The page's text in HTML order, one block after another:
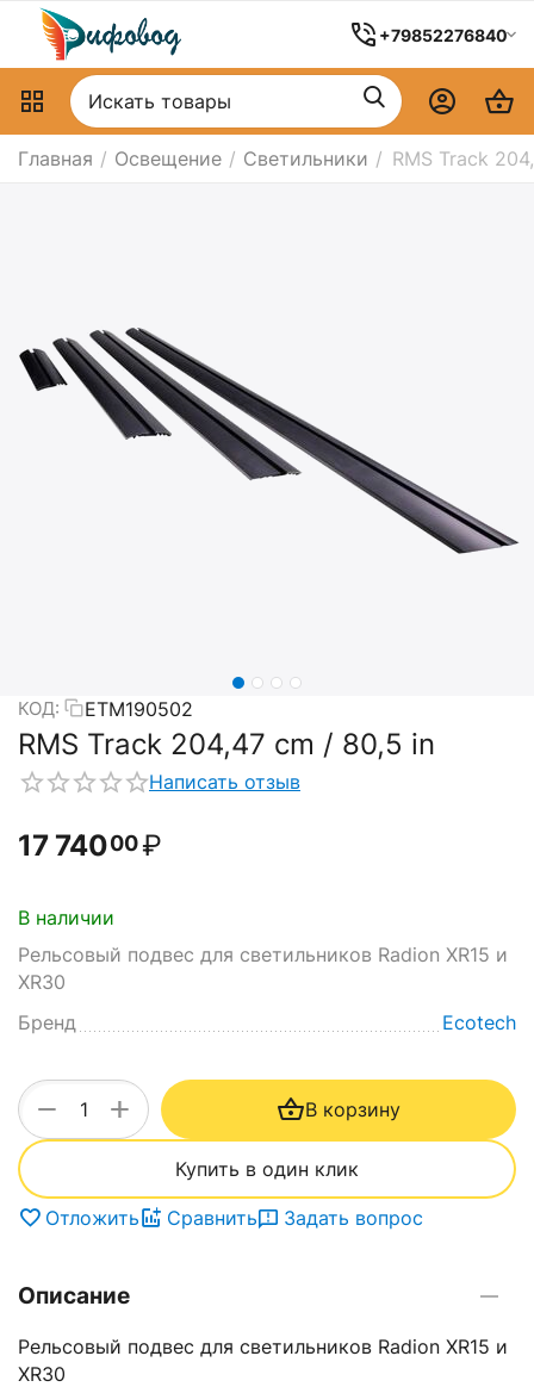
+79852276840
Главная / Освещение / Светильники / RMS Track
КОД: ETM190502
RMS Track 204,47 cm / 80,5 in
Написать отзыв
17 74000₽
В наличии
Рельсовый подвес для светильников Radion XR15 и
XR30
Бренд
Ecotech
+
− В корзину
Купить в один клик
Отложить Сравнить Задать вопрос
Описание
Рельсовый подвес для светильников Radion XR15 и
XR30